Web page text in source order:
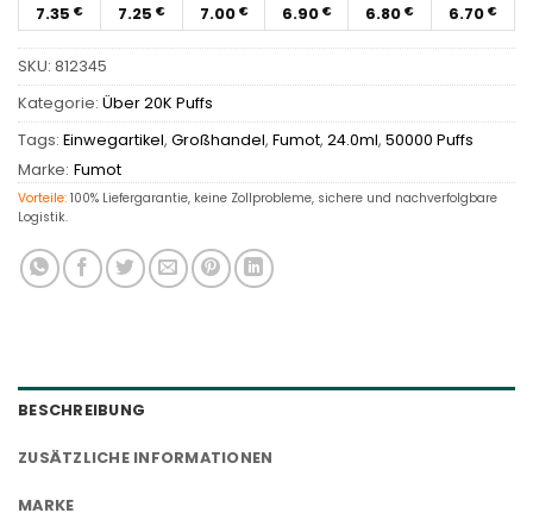
7.35 € 7.25 € 7.00 € 6.90 € 6.80 € 6.70 €
SKU: 812345
Kategorie: Über 20K Puffs
Tags: Einwegartikel, Großhandel, Fumot, 24.0ml, 50000 Puffs
Marke: Fumot
Vorteile: 100% Liefergarantie, keine Zollprobleme, sichere und nachverfolgbare
Logistik.
BESCHREIBUNG
ZUSÄTZLICHE INFORMATIONEN
MARKE